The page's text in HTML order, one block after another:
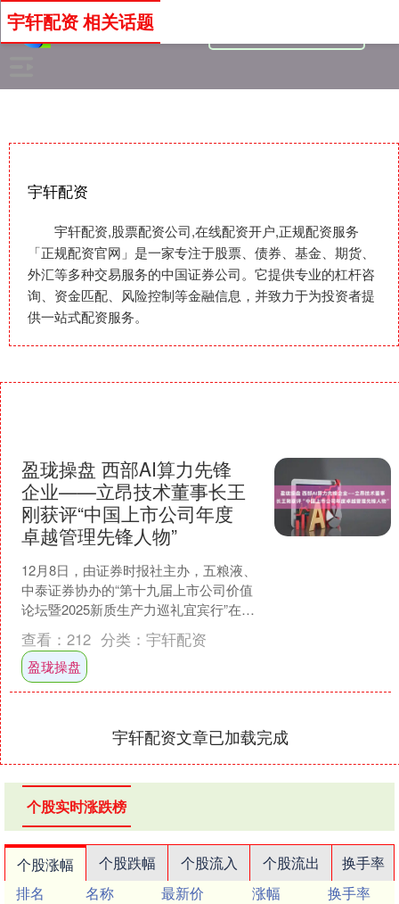
宇轩配资
宇轩配资,股票配资公司,在线配资开户,正规配资服务
「正规配资官网」是一家专注于股票、债券、基金、期货、
外汇等多种交易服务的中国证券公司。它提供专业的杠杆咨
询、资金匹配、风险控制等金融信息，并致力于为投资者提
供一站式配资服务。
宇轩配资 相关话题
盈珑操盘 西部AI算力先锋
企业——立昂技术董事长王
刚获评“中国上市公司年度
卓越管理先锋人物”
12月8日，由证券时报社主办，五粮液、
中泰证券协办的“第十九届上市公司价值
论坛暨2025新质生产力巡礼宜宾行”在四
川省宜宾市举行，备受关注的“第十九届
上市公司价....
查看： 212 分类： 宇轩配资
盈珑操盘
宇轩配资文章已加载完成
个股实时涨跌榜
个股涨幅 个股跌幅 个股流入 个股流出
换手率
排名
名称 最新价 涨幅
换手率